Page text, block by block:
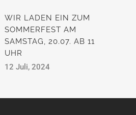
WIR LADEN EIN ZUM
SOMMERFEST AM
SAMSTAG, 20.07. AB 11
UHR
12 Juli, 2024